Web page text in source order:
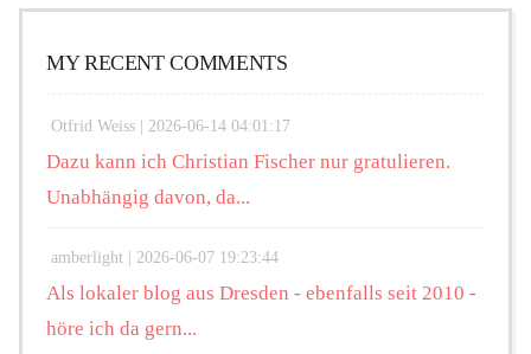
MY RECENT COMMENTS
Otfrid Weiss | 2026-06-14 04:01:17
Dazu kann ich Christian Fischer nur gratulieren.
Unabhängig davon, da...
amberlight | 2026-06-07 19:23:44
Als lokaler blog aus Dresden - ebenfalls seit 2010 -
höre ich da gern...